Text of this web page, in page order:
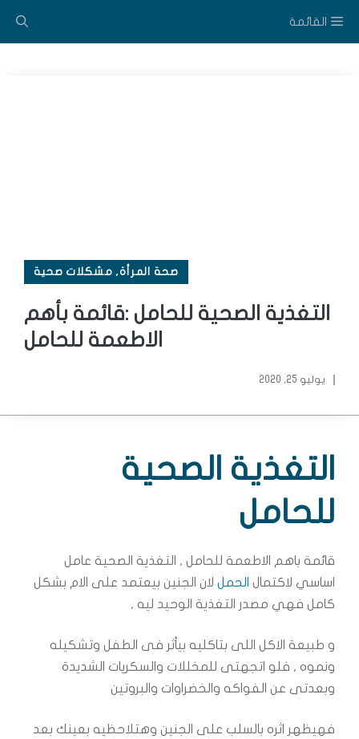
القائمة
صحة المرأة, مشكلات صحية
التغذية الصحية للحامل :قائمة بأهم
الاطعمة للحامل
يوليو 25, 2020
التغذية الصحية
للحامل
قائمة باهم الاطعمة للحامل , التغذية الصحية عامل
اساسي لاكتمال الحمل لان الجنين بيعتمد على الام بشكل
كامل فهي مصدر التغذية الوحيد ليه ,
و طبيعة الاكل اللى بتاكليه بيأثر فى الطفل وتشكيله
ونموه , فلو اتجهتى للمخللات والسكريات الشديدة
وبعدتى عن الفواكه والخضراوات والبروتين
فهيظهر اثره بالسلب على الجنين وهتلاحظيه بعينك بعد